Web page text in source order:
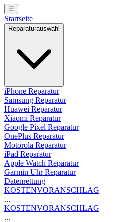
☰
Startseite
Reparaturauswahl
iPhone Reparatur
Samsung Reparatur
Huawei Reparatur
Xiaomi Reparatur
Google Pixel Reparatur
OnePlus Reparatur
Motorola Reparatur
iPad Reparatur
Apple Watch Reparatur
Garmin Uhr Reparatur
Datenrettung
KOSTENVORANSCHLAG
...
KOSTENVORANSCHLAG
...